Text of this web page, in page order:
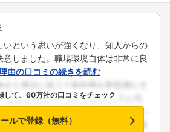
いという思いが強くなり、知人からの
しました。職場環境自体は非常に良
由の口コミの続きを読む
して、60万社の口コミをチェック
ールで登録（無料）